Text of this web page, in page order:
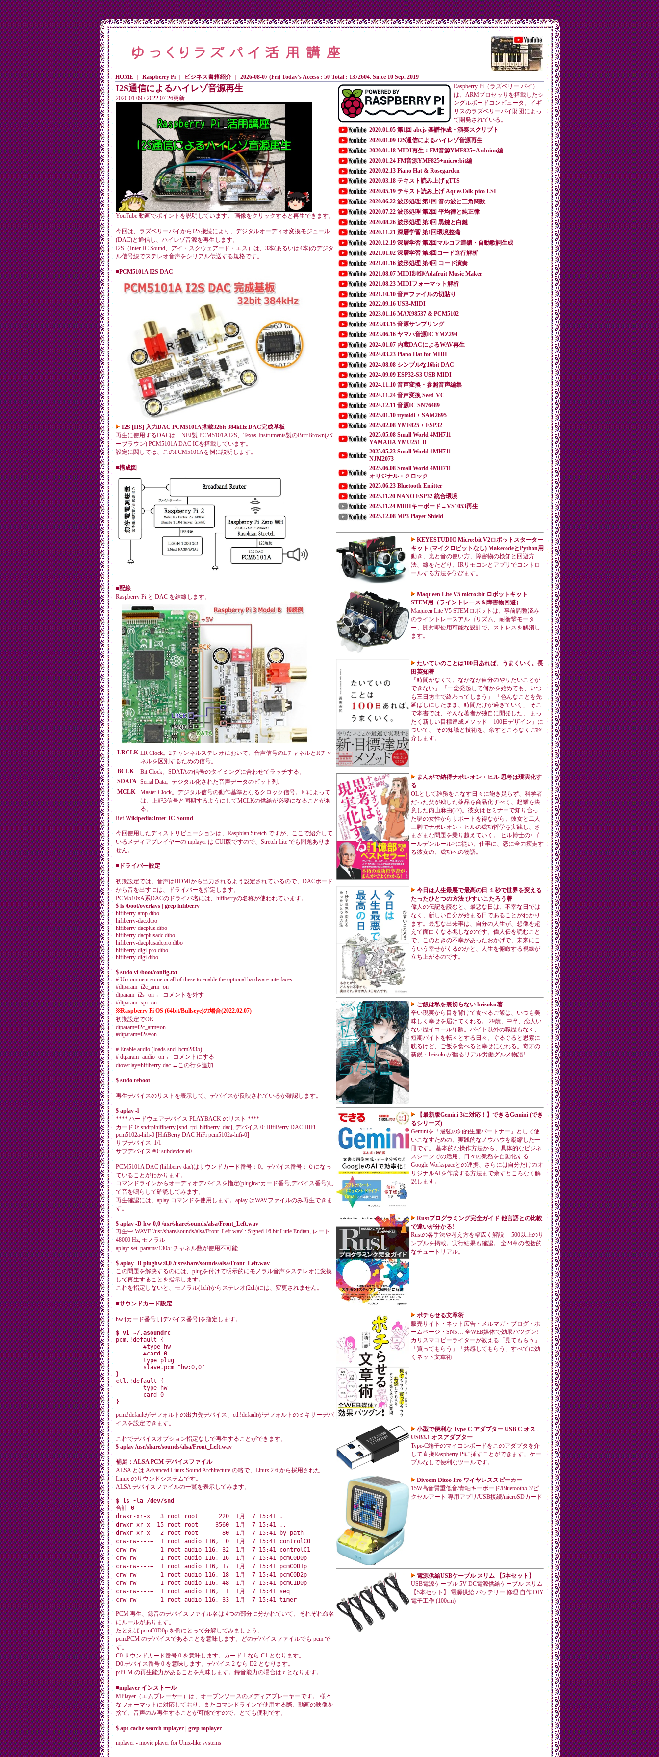
HOME｜ Raspberry Pi｜ ビジネス書籍紹介｜ 2026-08-07 (Fri) Today's Access : 50 Total : 1372604. Since 10 Sep. 2019
I2S通信によるハイレゾ音源再生
2020.01.09 / 2022.07.26更新
YouTube 動画でポイントを説明しています。 画像をクリックすると再生できます。
今回は、ラズベリーパイからI2S接続により、デジタルオーディオ変換モジュール
(DAC)と通信し、ハイレゾ音源を再生します。
I2S（Inter-IC Sound、アイ・スクウェアード・エス）は、3本(あるいは4本)のデジタ
ル信号線でステレオ音声をシリアル伝送する規格です。
■PCM5101A I2S DAC
I2S [IIS] 入力DAC PCM5101A搭載32bit 384kHz DAC完成基板
再生に使用するDACは、NFJ製 PCM5101A I2S、Texas-Instruments製のBurrBrown(バ
ーブラウン) PCM5101A DAC ICを搭載しています。
設定に関しては、このPCM5101Aを例に説明します。
■構成図
■配線
Raspberry Pi と DAC を結線します。
LRCLK LR Clock。2チャンネルステレオにおいて、音声信号のLチャネルとRチャ
ネルを区別するための信号。
BCLK
Bit Clock。SDATAの信号のタイミングに合わせてラッチする。
SDATA Serial Data。デジタル化された音声データのビット列。
MCLK
Master Clock。デジタル信号の動作基準となるクロック信号。ICによって
は、上記3信号と同期するようにしてMCLKの供給が必要になることがあ
る。
Ref.Wikipedia:Inter-IC Sound
今回使用したディストリビューションは、Raspbian Stretch ですが、ここで紹介して
いるメディアプレイヤーの mplayer は CUI版ですので、Stretch Lite でも問題ありま
せん。
■ドライバー設定
初期設定では、音声はHDMIから出力されるよう設定されているので、DACボード
から音を出すには、ドライバーを指定します。
PCM510xA系DACのドライバ名には、hifiberryの名称が使われています。
$ ls /boot/overlays | grep hifiberry
hifiberry-amp.dtbo
hifiberry-dac.dtbo
hifiberry-dacplus.dtbo
hifiberry-dacplusadc.dtbo
hifiberry-dacplusadcpro.dtbo
hifiberry-digi-pro.dtbo
hifiberry-digi.dtbo
$ sudo vi /boot/config.txt
# Uncomment some or all of these to enable the optional hardware interfaces
#dtparam=i2c_arm=on
dtparam=i2s=on ← コメントを外す
#dtparam=spi=on
※Raspberry Pi OS (64bit/Bullseye)の場合(2022.02.07)
初期設定でOK
dtparam=i2c_arm=on
#dtparam=i2s=on
# Enable audio (loads snd_bcm2835)
# dtparam=audio=on ← コメントにする
dtoverlay=hifiberry-dac ←この行を追加
$ sudo reboot
再生デバイスのリストを表示して、デバイスが反映されているか確認します。
$ aplay -l
**** ハードウェアデバイス PLAYBACK のリスト ****
カード 0: sndrpihifiberry [snd_rpi_hifiberry_dac], デバイス 0: HifiBerry DAC HiFi
pcm5102a-hifi-0 [HifiBerry DAC HiFi pcm5102a-hifi-0]
サブデバイス: 1/1
サブデバイス #0: subdevice #0
PCM5101A DAC (hifiberry dac)はサウンドカード番号：0。デバイス番号：０になっ
ていることがわかります。
コマンドラインからオーディオデバイスを指定(plughw:カード番号,デバイス番号)し
て音を鳴らして確認してみます。
再生確認には、aplay コマンドを使用します。aplay はWAVファイルのみ再生できま
す。
$ aplay -D hw:0,0 /usr/share/sounds/alsa/Front_Left.wav
再生中 WAVE '/usr/share/sounds/alsa/Front_Left.wav' : Signed 16 bit Little Endian, レート
48000 Hz, モノラル
aplay: set_params:1305: チャネル数が使用不可能
$ aplay -D plughw:0,0 /usr/share/sounds/alsa/Front_Left.wav
この問題を解決するのには、plugを付けて明示的にモノラル音声をステレオに変換
して再生することを指示します。
これを指定しないと、モノラル(1ch)からステレオ(2ch)には、変更されません。
■サウンドカード設定
hw:[カード番号], [デバイス番号]を指定します。
$ vi ~/.asoundrc
pcm.!default {
}
ctl.!default {
pcm.!defaultがデフォルトの出力先デバイス、ctl.!defaultがデフォルトのミキサーデバ
イスを設定できます。
これでデバイスオプション指定なしで再生することができます。
$ aplay /usr/share/sounds/alsa/Front_Left.wav
補足：ALSA PCM デバイスファイル
ALSA とは Advanced Linux Sound Architecture の略で、Linux 2.6 から採用された
Linux のサウンドシステムです。
ALSA デバイスファイルの一覧を表示してみます。
$ ls -la /dev/snd
合計 0
drwxr-xr-x   3 root root      220  1月  7 15:41 .
drwxr-xr-x  15 root root     3560  1月  7 15:41 ..
drwxr-xr-x   2 root root       80  1月  7 15:41 by-path
crw-rw----+  1 root audio 116,  0  1月  7 15:41 controlC0
crw-rw----+  1 root audio 116, 32  1月  7 15:41 controlC1
crw-rw----+  1 root audio 116, 16  1月  7 15:41 pcmC0D0p
crw-rw----+  1 root audio 116, 17  1月  7 15:41 pcmC0D1p
crw-rw----+  1 root audio 116, 18  1月  7 15:41 pcmC0D2p
crw-rw----+  1 root audio 116, 48  1月  7 15:41 pcmC1D0p
crw-rw----+  1 root audio 116,  1  1月  7 15:41 seq
crw-rw----+  1 root audio 116, 33  1月  7 15:41 timer
PCM 再生、録音のデバイスファイル名は 4つの部分に分かれていて、それぞれ命名
にルールがあります。
たとえば pcmC0D0p を例にとって分解してみましょう。
pcm:PCM のデバイスであることを意味します。どのデバイスファイルでも pcm で
す。
C0:サウンドカード番号 0 を意味します。カード 1 なら C1 となります。
D0:デバイス番号 0 を意味します。デバイス 2 なら D2 となります。
p:PCM の再生能力があることを意味します。録音能力の場合は c となります。
■mplayer インストール
MPlayer（エムプレーヤー）は、オープンソースのメディアプレーヤーです。 様々
なフォーマットに対応しており、またコマンドラインで使用する際、動画の映像を
捨て、音声のみ再生することが可能ですので、とても便利です。
$ apt-cache search mplayer | grep mplayer
....
mplayer - movie player for Unix-like systems
....
Raspberry Pi（ラズベリー パイ）
は、ARMプロセッサを搭載したシ
ングルボードコンピュータ。イギ
リスのラズベリーパイ財団によっ
て開発されている。
2020.01.05 第1回 abcjs 楽譜作成・演奏スクリプト
2020.01.09 I2S通信によるハイレゾ音源再生
2020.01.18 MIDI再生：FM音源YMF825+Arduino編
2020.01.24 FM音源YMF825+micro:bit編
2020.02.13 Piano Hat & Rosegarden
2020.03.18 テキスト読み上げ gTTS
2020.05.19 テキスト読み上げ AquesTalk pico LSI
2020.06.22 波形処理 第1回 音の波と三角関数
2020.07.22 波形処理 第2回 平均律と純正律
2020.08.26 波形処理 第3回 黒鍵と白鍵
2020.11.21 深層学習 第1回環境整備
2020.12.19 深層学習 第2回マルコフ連鎖・自動歌詞生成
2021.01.02 深層学習 第3回コード進行解析
2021.01.16 波形処理 第4回 コード演奏
2021.08.07 MIDI制御/Adafruit Music Maker
2021.08.23 MIDIフォーマット解析
2021.10.10 音声ファイルの切貼り
2022.09.16 USB-MIDI
2023.01.16 MAX98537 & PCM5102
2023.03.15 音源サンプリング
2023.06.16 ヤマハ音源IC YMZ294
2024.01.07 内蔵DACによるWAV再生
2024.03.23 Piano Hat for MIDI
2024.08.08 シンプルな16bit DAC
2024.09.09 ESP32-S3 USB MIDI
2024.11.10 音声変換・参照音声編集
2024.11.24 音声変換 Seed-VC
2024.12.11 音源IC SN76489
2025.01.10 ttymidi + SAM2695
2025.02.08 YMF825 + ESP32
2025.05.08 Small World 4MH711
YAMAHA YMU251-D
2025.05.23 Small World 4MH711
NJM2073
2025.06.08 Small World 4MH711
オリジナル・クロック
2025.06.23 Bluetooth Emitter
2025.11.20 NANO ESP32 統合環境
2025.11.24 MIDIキーボード→VS1053再生
2025.12.08 MP3 Player Shield
KEYESTUDIO Micro:bit V2ロボットスターター
キット (マイクロビットなし) MakecodeとPython用
動き、光と音の使い方、障害物の検知と回避方
法、線をたどり、IRリモコンとアプリでコントロ
ールする方法を学びます。
Maqueen Lite V5 micro:bit ロボットキット
STEM用（ライントレース＆障害物回避）
Maqueen Lite V5 STEMロボットは、事前調整済み
のライントレースアルゴリズム、耐衝撃モータ
ー、開封即使用可能な設計で、ストレスを解消し
ます。
たいていのことは100日あれば、うまくいく。長
田英知著
「時間がなくて、なかなか自分のやりたいことが
できない」 「一念発起して何かを始めても、いつ
も三日坊主で終わってしまう」 「色んなことを先
延ばしにしたまま、時間だけが過ぎていく」 そこ
で本書では、そんな著者が独自に開発した、 まっ
たく新しい目標達成メソッド「100日デザイン」に
ついて、 その知識と技術を、余すところなくご紹
介します。
まんがで納得ナポレオン・ヒル 思考は現実化す
る
OLとして雑務をこなす日々に飽き足らず、科学者
だった父が残した薬品を商品化すべく、起業を決
意した内山麻由(27)。彼女はセミナーで知り合っ
た謎の女性からサポートを得ながら、彼女と二人
三脚でナポレオン・ヒルの成功哲学を実践し、さ
まざまな問題を乗り越えていく。 ヒル博士の<ゴ
ールデンルール>に従い、仕事に、恋に全力疾走す
る彼女の、成功への物語。
今日は人生最悪で最高の日 １秒で世界を変える
たったひとつの方法 ひすいこたろう著
偉人の伝記を読むと、最悪な日は、不幸な日では
なく、新しい自分が始まる日であることがわかり
ます。最悪な出来事は、自分の人生が、想像を超
えて面白くなる兆しなのです。偉人伝を読むこと
で、このときの不幸があったおかげで、未来にこ
ういう幸せがくるのかと、人生を俯瞰する視線が
立ち上がるのです。
ご飯は私を裏切らない heisoku著
辛い現実から目を背けて食べるご飯は、いつも美
味しく幸せを届けてくれる。 29歳、中卒、恋人い
ない歴イコール年齢。バイト以外の職歴もなく、
短期バイトを転々とする日々。ぐるぐると思索に
耽るけど、ご飯を食べると幸せになれる。奇才の
新鋭・heisokuが贈るリアル労働グルメ物語!
【最新版Gemini 3に対応！】できるGemini (でき
るシリーズ)
Geminiを「最強の知的生産パートナー」として使
いこなすための、実践的なノウハウを凝縮した一
冊です。 基本的な操作方法から、具体的なビジネ
スシーンでの活用、日々の業務を自動化する
Google Workspaceとの連携、さらには自分だけのオ
リジナルAIを作成する方法まで余すところなく解
説します。
Rustプログラミング完全ガイド 他言語との比較
で違いが分かる!
Rustの各手法や考え方を幅広く解説！ 500以上のサ
ンプルを掲載。実行結果も確認。 全24章の包括的
なチュートリアル。
ポチらせる文章術
販売サイト・ネット広告・メルマガ・ブログ・ホ
ームページ・SNS… 全WEB媒体で効果バツグン!
カリスマコピーライターが教える「見てもらう」
「買ってもらう」「共感してもらう」すべてに効
くネット文章術
小型で便利な Type-C アダプター USB C オス -
USB3.1 オスアダプター
Type-C端子のマイコンボードをこのアダプタを介
して直接Raspberry Piに挿すことができます。ケー
ブルなしで便利なツールです。
Divoom Ditoo Pro ワイヤレススピーカー
15W高音質重低音/青軸キーボード/Bluetooth5.3/ピ
クセルアート 専用アプリ/USB接続/microSDカード
電源供給USBケーブル スリム 【5本セット】
USB電源ケーブル 5V DC電源供給ケーブル スリム
【5本セット】 電源供給 バッテリー 修理 自作 DIY
電子工作 (100cm)